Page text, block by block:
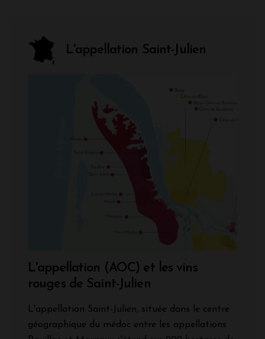
L'appellation Saint-Julien
L'appellation (AOC) et les vins
rouges de Saint-Julien
L'appellation Saint-Julien, située dans le centre
géographique du médoc entre les appellations